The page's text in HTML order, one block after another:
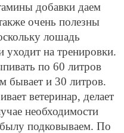
добавки даем
очень полезны
лошадь
уходит на тренировки.
по 60 литров
бывает и 30 литров.
ветеринар, делает
необходимости
подковываем. По